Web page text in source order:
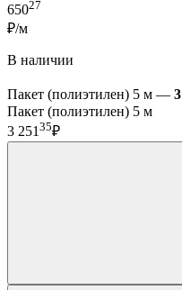
65027
₽/м
В наличии
Пакет (полиэтилен) 5 м —
Пакет (полиэтилен) 5 м
3 25135₽